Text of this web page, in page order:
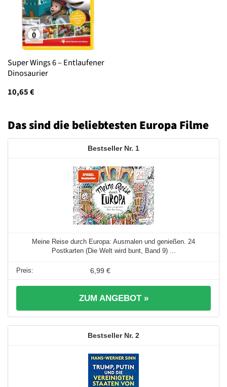
Super Wings 6 – Entlaufener
Dinosaurier
10,65€
Das sind die beliebtesten Europa Filme
1
Meine Reise durch Europa: Ausmalen und genießen. 24
Postkarten (Die Welt wird bunt, Band 9) ...
6,99 €
ZUM ANGEBOT »
2